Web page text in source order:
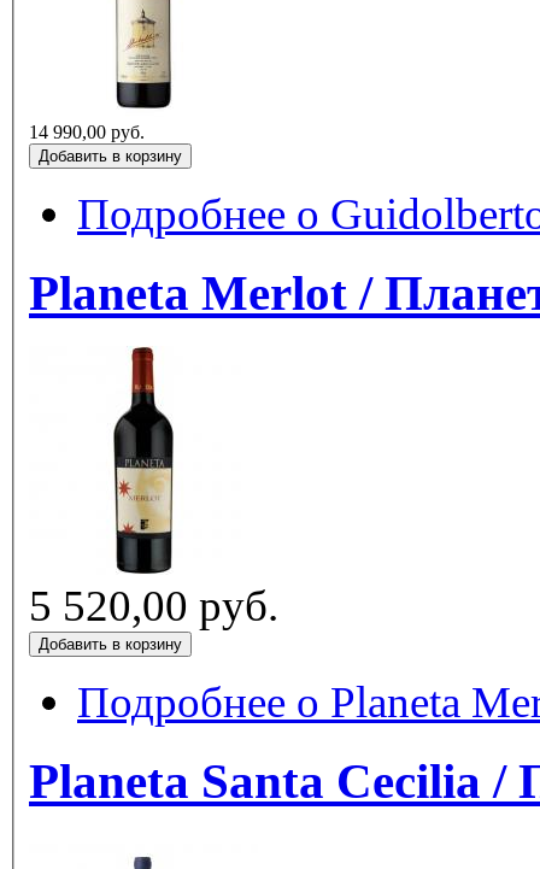
14 990,00 руб.
Подробнее о
Planeta
5 520,00 руб.
Подробнее